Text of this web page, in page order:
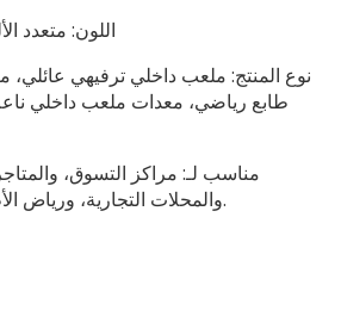
اللون: متعدد
نوع المنتج: ملعب داخلي ترفيهي
طابع رياضي، معدات ملعب داخلي
مناسب لـ: مراكز التسوق،
والمحلات التجارية، ورياض الأطفال، والمدارس، إلخ.